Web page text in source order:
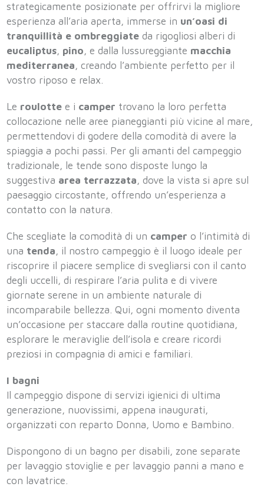
strategicamente posizionate per offrirvi la migliore
esperienza all’aria aperta, immerse in un’oasi di
tranquillità e ombreggiate da rigogliosi alberi di
eucaliptus, pino, e dalla lussureggiante macchia
mediterranea, creando l’ambiente perfetto per il
vostro riposo e relax.
Le roulotte e i camper trovano la loro perfetta
collocazione nelle aree pianeggianti più vicine al mare,
permettendovi di godere della comodità di avere la
spiaggia a pochi passi. Per gli amanti del campeggio
tradizionale, le tende sono disposte lungo la
suggestiva area terrazzata, dove la vista si apre sul
paesaggio circostante, offrendo un’esperienza a
contatto con la natura.
Che scegliate la comodità di un camper o l’intimità di
una tenda, il nostro campeggio è il luogo ideale per
riscoprire il piacere semplice di svegliarsi con il canto
degli uccelli, di respirare l’aria pulita e di vivere
giornate serene in un ambiente naturale di
incomparabile bellezza. Qui, ogni momento diventa
un’occasione per staccare dalla routine quotidiana,
esplorare le meraviglie dell’isola e creare ricordi
preziosi in compagnia di amici e familiari.
I bagni
Il campeggio dispone di servizi igienici di ultima
generazione, nuovissimi, appena inaugurati,
organizzati con reparto Donna, Uomo e Bambino.
Dispongono di un bagno per disabili, zone separate
per lavaggio stoviglie e per lavaggio panni a mano e
con lavatrice.